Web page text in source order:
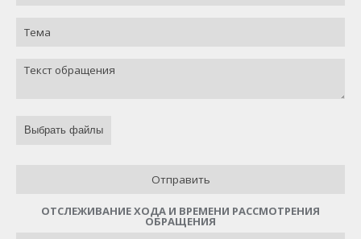
Выбрать файлы
Отправить
ОТСЛЕЖИВАНИЕ ХОДА И ВРЕМЕНИ РАССМОТРЕНИЯ
ОБРАЩЕНИЯ